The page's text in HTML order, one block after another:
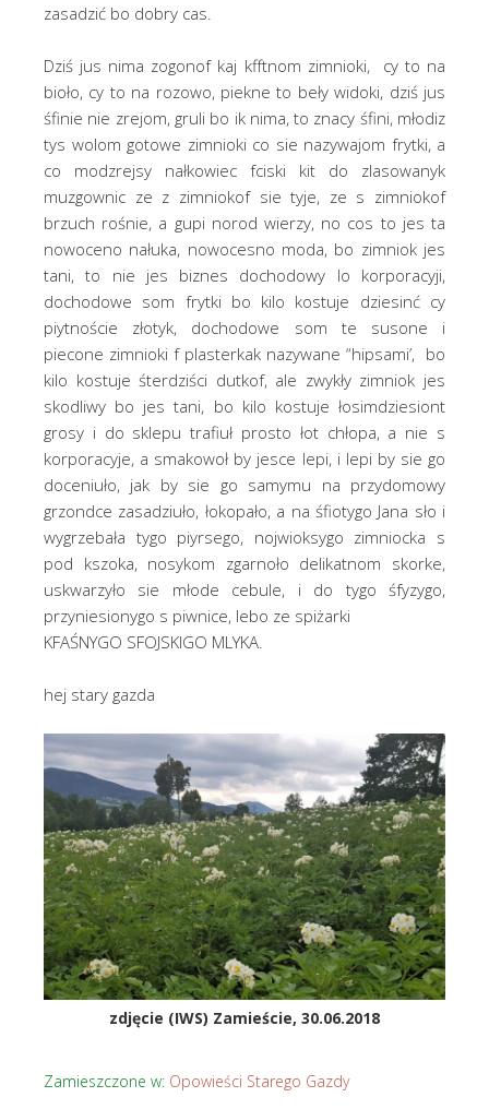
zasadzić bo dobry cas.
Dziś jus nima zogonof kaj kfftnom zimnioki, cy to na
bioło, cy to na rozowo, piekne to beły widoki, dziś jus
śfinie nie zrejom, gruli bo ik nima, to znacy śfini, młodiz
tys wolom gotowe zimnioki co sie nazywajom frytki, a
co modzrejsy nałkowiec fciski kit do zlasowanyk
muzgownic ze z zimniokof sie tyje, ze s zimniokof
brzuch rośnie, a gupi norod wierzy, no cos to jes ta
nowoceno nałuka, nowocesno moda, bo zimniok jes
tani, to nie jes biznes dochodowy lo korporacyji,
dochodowe som frytki bo kilo kostuje dziesinć cy
piytnoście złotyk, dochodowe som te susone i
piecone zimnioki f plasterkak nazywane “hipsami’, bo
kilo kostuje śterdziści dutkof, ale zwykły zimniok jes
skodliwy bo jes tani, bo kilo kostuje łosimdziesiont
grosy i do sklepu trafiuł prosto łot chłopa, a nie s
korporacyje, a smakowoł by jesce lepi, i lepi by sie go
doceniuło, jak by sie go samymu na przydomowy
grzondce zasadziuło, łokopało, a na śfiotygo Jana sło i
wygrzebała tygo piyrsego, nojwioksygo zimniocka s
pod kszoka, nosykom zgarnoło delikatnom skorke,
uskwarzyło sie młode cebule, i do tygo śfyzygo,
przyniesionygo s piwnice, lebo ze spiżarki
KFAŚNYGO SFOJSKIGO MLYKA.
hej stary gazda
zdjęcie (IWS) Zamieście, 30.06.2018
Zamieszczone w: Opowieści Starego Gazdy